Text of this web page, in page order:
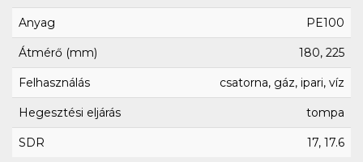
Anyag PE100
Átmérő (mm) 180, 225
Felhasználás csatorna, gáz, ipari, víz
Hegesztési eljárás tompa
SDR 17, 17.6